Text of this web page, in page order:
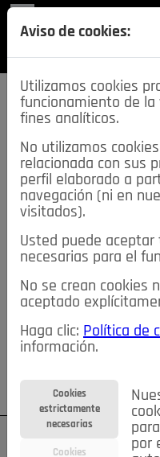
SECCIONES
≡NOTICIAS
NOTICIAS
TABLÓN DE ANUNCIOS
NOSOTROS
Su cuenta Regístrese
Aviso de cookies:
Utilizamos cookies
funcionamiento de
fines analíticos.
No utilizamos
relacionada con sus
perfil elaborado a
navegación (ni en
visitados).
Usted puede
necesarias para el
No se crean cookies
aceptado
Haga clic: Política de
información.
Cookies
estrictamente
necesarias
Cookies
por